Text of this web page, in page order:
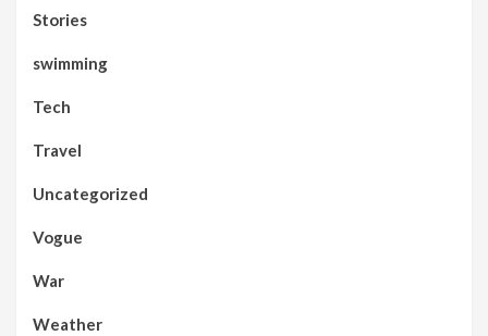
Stories
swimming
Tech
Travel
Uncategorized
Vogue
War
Weather